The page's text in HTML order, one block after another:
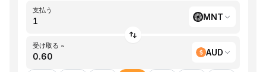
支払う
MNT
受け取る ~
AUD